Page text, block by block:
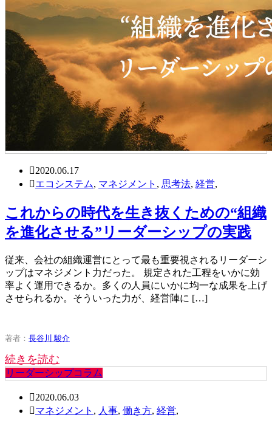
2020.06.17
エコシステム, マネジメント , 思考法, 経営,
これからの時代を生き抜くための“組織
を進化させる”リーダーシップの実践
従来、会社の組織運営にとって最も重要視されるリーダーシ
ップはマネジメント力だった。 規定された工程をいかに効
率よく運用できるか。多くの人員にいかに均一な成果を上げ
させられるか。そういった力が、経営陣に […]
著者： 長谷川 駿介
続きを読む
リーダーシップコラム
2020.06.03
マネジメント , 人事, 働き方, 経営,